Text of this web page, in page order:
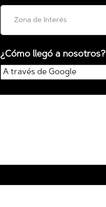
¿Cómo llegó a nosotros?